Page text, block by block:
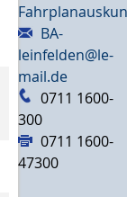
BA-
leinfelden@le-
mail.de
0711 1600-
300
0711 1600-
47300